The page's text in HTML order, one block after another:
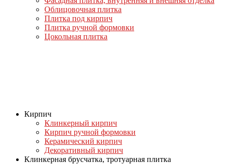
Облицовочная плитка
Плитка под кирпич
Плитка ручной формовки
Цокольная плитка
Кирпич
Клинкерный кирпич
Кирпич ручной формовки
Керамический кирпич
Декоративный кирпич
Клинкерная брусчатка, тротуарная плитка